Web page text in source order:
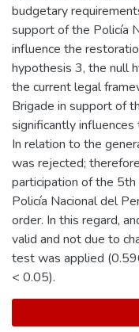
budgetary
support of the Policía
influence the
hypothesis 3, the null
the current legal
Brigade in support of
significantly
In relation to the
was rejected;
participation of the
Policía Nacional del
order. In this regard,
valid and not due to
test was applied
< 0.05).